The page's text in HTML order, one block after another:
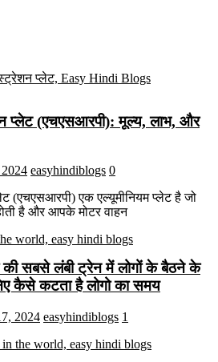
प्लेट (एचएसआरपी): मूल्य, लाभ, और
easyhindiblogs 0
(एचएसआरपी) एक एल्यूमीनियम प्लेट है जो
है और आपके मोटर वाहन
सबसे लंबी ट्रेन में लोगों के बैठने के
कैसे कटता है लोगो का समय
2024 easyhindiblogs 1